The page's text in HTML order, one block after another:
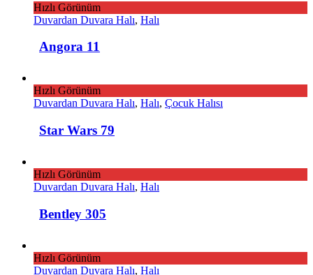
Hızlı Görünüm
Duvardan Duvara Halı, Halı
Angora 11
Hızlı Görünüm
Duvardan Duvara Halı, Halı, Çocuk Halısı
Star Wars 79
Hızlı Görünüm
Duvardan Duvara Halı, Halı
Bentley 305
Hızlı Görünüm
Duvardan Duvara Halı, Halı